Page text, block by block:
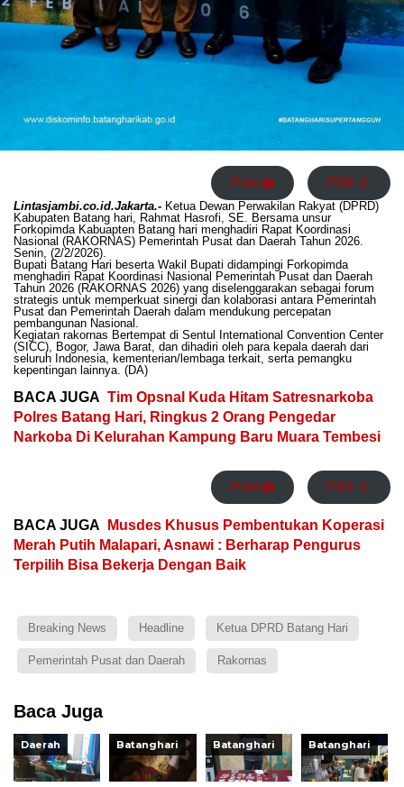
Print 🖨 PDF 📄
Lintasjambi.co.id.Jakarta.- Ketua Dewan Perwakilan Rakyat (DPRD)
Kabupaten Batang hari, Rahmat Hasrofi, SE. Bersama unsur
Forkopimda Kabuapten Batang hari menghadiri Rapat Koordinasi
Nasional (RAKORNAS) Pemerintah Pusat dan Daerah Tahun 2026.
Senin, (2/2/2026).
Bupati Batang Hari beserta Wakil Bupati didampingi Forkopimda
menghadiri Rapat Koordinasi Nasional Pemerintah Pusat dan Daerah
Tahun 2026 (RAKORNAS 2026) yang diselenggarakan sebagai forum
strategis untuk memperkuat sinergi dan kolaborasi antara Pemerintah
Pusat dan Pemerintah Daerah dalam mendukung percepatan
pembangunan Nasional.
Kegiatan rakornas Bertempat di Sentul International Convention Center
(SICC), Bogor, Jawa Barat, dan dihadiri oleh para kepala daerah dari
seluruh Indonesia, kementerian/lembaga terkait, serta pemangku
kepentingan lainnya. (DA)
BACA JUGA Tim Opsnal Kuda Hitam Satresnarkoba
Polres Batang Hari, Ringkus 2 Orang Pengedar
Narkoba Di Kelurahan Kampung Baru Muara Tembesi
Print 🖨 PDF 📄
BACA JUGA
Musdes Khusus Pembentukan Koperasi
Merah Putih Malapari, Asnawi : Berharap Pengurus
Terpilih Bisa Bekerja Dengan Baik
Breaking News Headline Ketua DPRD Batang Hari
Pemerintah Pusat dan Daerah Rakornas
Baca Juga
Daerah Batanghari Batanghari Batanghari